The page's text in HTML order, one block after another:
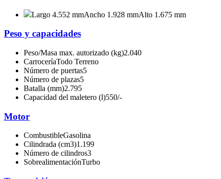
Largo 4.552 mmAncho 1.928 mmAlto 1.675 mm
Peso y capacidades
Peso/Masa max. autorizado (kg)2.040
CarroceríaTodo Terreno
Número de puertas5
Número de plazas5
Batalla (mm)2.795
Capacidad del maletero (l)550/-
Motor
CombustibleGasolina
Cilindrada (cm3)1.199
Número de cilindros3
SobrealimentaciónTurbo